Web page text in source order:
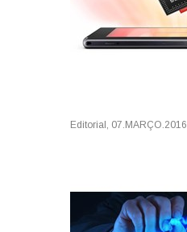
Editorial , 07.MARÇO.2016